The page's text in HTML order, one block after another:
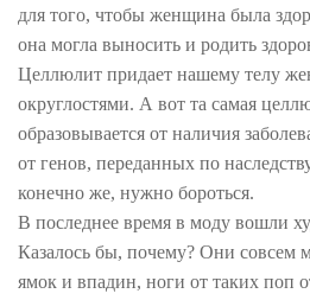
для того, чтобы женщина была
она могла выносить и родить
Целлюлит придает нашему телу
округлостями. А вот та самая
образовывается от наличия
от генов, переданных по
конечно же, нужно бороться.
В последнее время в моду вошли
Казалось бы, почему? Они совсем
ямок и впадин, ноги от таких поп